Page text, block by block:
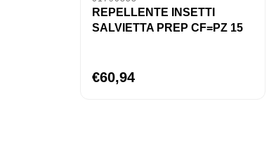
REPELLENTE INSETTI
SALVIETTA PREP CF=PZ 15
€60,94